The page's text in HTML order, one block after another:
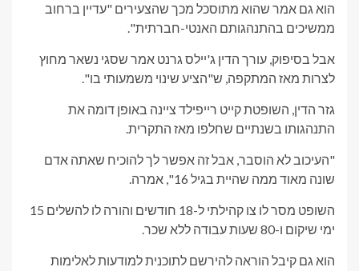
הוא גם אמר שהוא מתוסכל מכך שהצעירים "עדיין ברחוב
ממשיכים בהתנהגותם האנטי-חברתית".
אבל בסיפוק, עורך הדין ג'יילס גרנט אמר שסגי נשאר מחוץ
לצרות מאז המתקפה, ש"הציע שינוי משמעותי בו".
גזר הדין, השופטת קייט רייפילד ציינה באופן דומה את
התנהגותו בשנתיים שחלפו מאז התקרית.
"העיכוב לא הוסבר, אבל זה אפשר לך להוכיח שאתה אדם
שונה מאוד ממה שהיית בגיל 16", אמרה.
השופט מסר לו צו קהילתי ל-18 חודשים והורה לו להשלים 15
ימי שיקום ו-80 שעות עבודה ללא שכר.
הוא גם קיבל הוראה להירשם לתוכנית למודעות לאלימות